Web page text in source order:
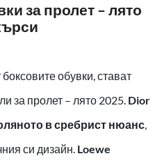
за пролет – лято
обувки, стават
за пролет – лято 2025. Dior
в сребрист нюанс,
си дизайн. Loewe